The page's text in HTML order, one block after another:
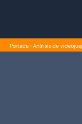
Portada › Análisis de